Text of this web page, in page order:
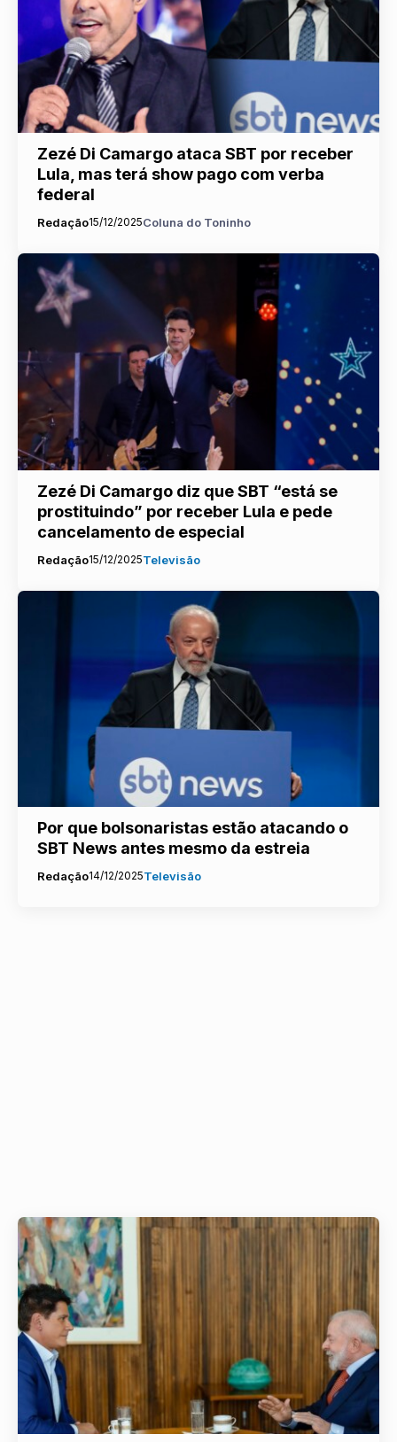
Zezé Di Camargo ataca SBT por receber
Lula, mas terá show pago com verba
federal
Redação15/12/2025Coluna do Toninho
Zezé Di Camargo diz que SBT “está se
prostituindo” por receber Lula e pede
cancelamento de especial
Redação15/12/2025Televisão
Por que bolsonaristas estão atacando o
SBT News antes mesmo da estreia
Redação14/12/2025Televisão